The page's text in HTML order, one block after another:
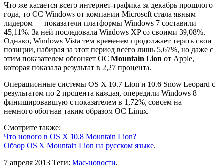
Что же касается всего интернет-трафика за декабрь прошлого
года, то ОС Windows от компании Microsoft стала явным
лидером — показатели платформы Windows 7 составили
45,11%. За ней последовала Windows XP со своими 39,08%.
Однако, Windows Vista тем временем продолжает терять свои
позиции, набирая за этот период всего лишь 5,67%, но даже с
этим показателем обгоняет ОС Mountain Lion от Apple,
которая показала результат в 2,27 процента.
Операционные системы OS X 10.7 Lion и 10.6 Snow Leopard с
результатом по 2 процента каждая, опередили Windows 8
финишировавшую с показателем в 1,72%, совсем на
немного обогнав таким образом ОС Linux.
Смотрите также:
Что нового в OS X 10.8 Mountain Lion?
Обзор OS X Mountain Lion на русском языке.
7 апреля 2013 Теги: Mac-новости.